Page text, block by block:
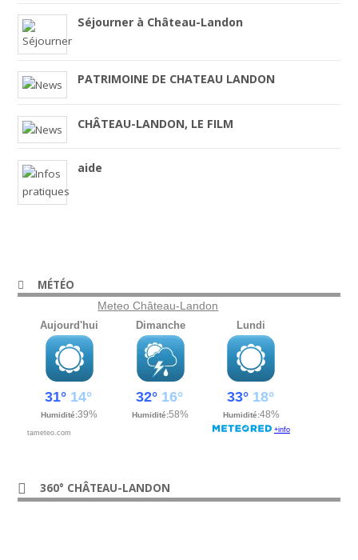
Séjourner à Château-Landon
PATRIMOINE DE CHATEAU LANDON
CHÂTEAU-LANDON, LE FILM
aide
MÉTÉO
Meteo Château-Landon
360° CHÂTEAU-LANDON